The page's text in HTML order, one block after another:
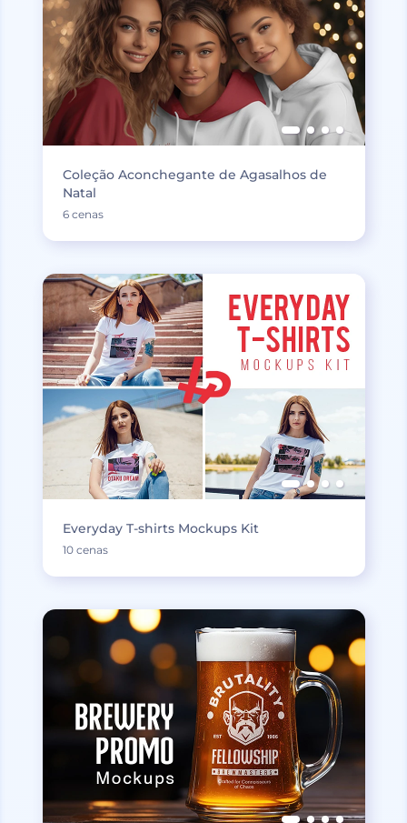
Coleção Aconchegante de Agasalhos de
Natal
6 cenas
Everyday T-shirts Mockups Kit
10 cenas